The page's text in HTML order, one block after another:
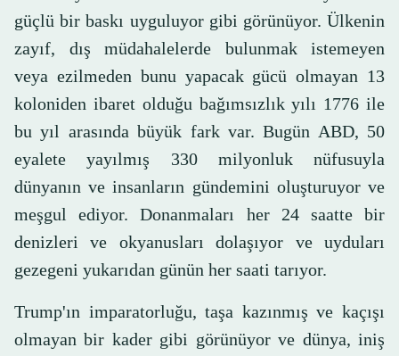
güçlü bir baskı uyguluyor gibi görünüyor. Ülkenin
zayıf, dış müdahalelerde bulunmak istemeyen
veya ezilmeden bunu yapacak gücü olmayan 13
koloniden ibaret olduğu bağımsızlık yılı 1776 ile
bu yıl arasında büyük fark var. Bugün ABD, 50
eyalete yayılmış 330 milyonluk nüfusuyla
dünyanın ve insanların gündemini oluşturuyor ve
meşgul ediyor. Donanmaları her 24 saatte bir
denizleri ve okyanusları dolaşıyor ve uyduları
gezegeni yukarıdan günün her saati tarıyor.
Trump'ın imparatorluğu, taşa kazınmış ve kaçışı
olmayan bir kader gibi görünüyor ve dünya, iniş